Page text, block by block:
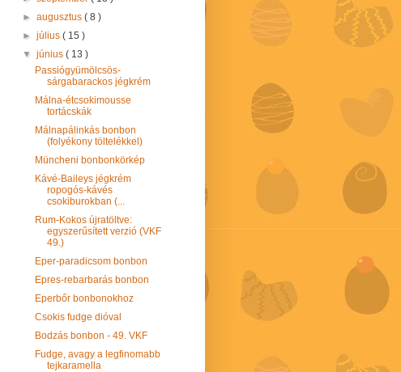
►augusztus( 8 )
►július( 15 )
▼június( 13 )
Passiógyümölcsös-
sárgabarackos jégkrém
Málna-étcsokimousse
tortácskák
Málnapálinkás bonbon
(folyékony töltelékkel)
Müncheni bonbonkörkép
Kávé-Baileys jégkrém
ropogós-kávés
csokiburokban (...
Rum-Kokos újratöltve:
egyszerűsített verzió (VKF
49.)
Eper-paradicsom bonbon
Epres-rebarbarás bonbon
Eperbőr bonbonokhoz
Csokis fudge dióval
Bodzás bonbon - 49. VKF
Fudge, avagy a legfinomabb
tejkaramella